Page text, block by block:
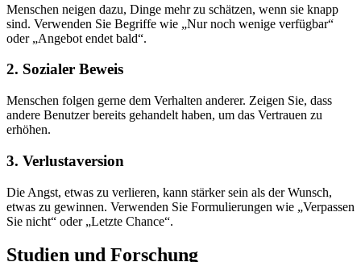
Menschen neigen dazu, Dinge mehr zu schätzen, wenn sie knapp
sind. Verwenden Sie Begriffe wie „Nur noch wenige verfügbar“
oder „Angebot endet bald“.
2. Sozialer Beweis
Menschen folgen gerne dem Verhalten anderer. Zeigen Sie, dass
andere Benutzer bereits gehandelt haben, um das Vertrauen zu
erhöhen.
3. Verlustaversion
Die Angst, etwas zu verlieren, kann stärker sein als der Wunsch,
etwas zu gewinnen. Verwenden Sie Formulierungen wie „Verpassen
Sie nicht“ oder „Letzte Chance“.
Studien und Forschung